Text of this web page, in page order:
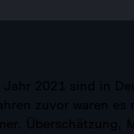
Jahr 2021 sind in
zuvor waren
Überschätzung,